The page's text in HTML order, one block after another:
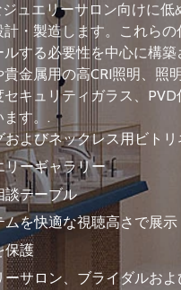
ュエリーサロン向けに
・製造します。これら
する必要性を中心に構
貴金属用の高CRI照明、
キュリティガラス、
す。.
およびネックレス用ビトリ
リーギャラリー
談テーブル
ムを快適な視聴高さで展示
保護
ーサロン、ブライダルお